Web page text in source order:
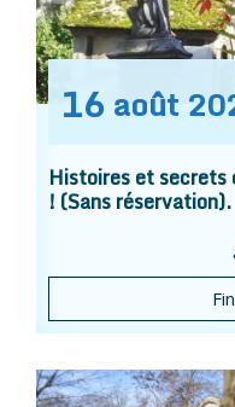
16 août
Histoires et secrets
! (Sans réservation).